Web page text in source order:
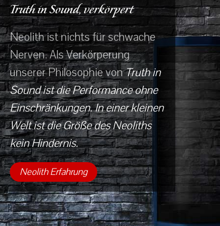
Truth in Sound, verkörpert
Neolith ist nichts für schwache
Nerven. Als Verkörperung
unserer Philosophie vonTruth in
Soundist die Performance ohne
Einschränkungen. In einer kleinen
Welt ist die Größe des Neoliths
kein Hindernis.
Neolith Erfahrung